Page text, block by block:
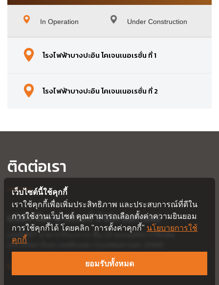
In Operation Under Construction
โรงไฟฟ้าบางปะอิน โคเจนเนอเรชั่น ที่ 1
โรงไฟฟ้าบางปะอิน โคเจนเนอเรชั่น ที่ 2
ติดต่อเรา
บริษัท ซีเค พาวเวอร์ จำกัด (มหาชน)
เลขที่ 587 อาคารวิริยะถาวร ชั้น 19
ถนนสุทธิสารวินิจฉัย
แขวงรัชดาภิเษก
+66 2691 9723
เว็บไซต์นี้ใช้คุกกี้
เราใช้คุกกี้เพื่อเพิ่มประสิทธิภาพ และประสบการณ์ที่ดีใน
การใช้งานเว็บไซต์ คุณสามารถเลือกตั้งค่าความยินยอม
การใช้คุกกี้ได้ โดยคลิก "การตั้งค่าคุกกี้" นโยบายการใช้
คุกกี้
ยอมรับทั้งหมด